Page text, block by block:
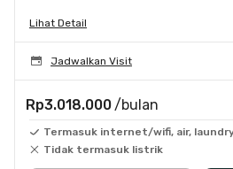
Lihat Detail
Jadwalkan Visit
Rp3.018.000 /bulan
Termasuk internet/wifi, air,
Tidak termasuk listrik